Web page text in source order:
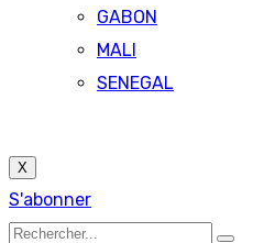
GABON
MALI
SENEGAL
X
S'abonner